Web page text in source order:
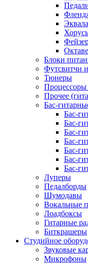
Блоки
Футсвитчи
Тюнеры
Процессоры
Прочее
Бас-
Бас-
Бас-
Бас-
Бас-
Бас-
Бас-
Бас-
Луперы
Педалборды
Шумодавы
Вокальные
Лоадбоксы
Гитарные
Биткрашеры
Студийное
Звуковые
Микрофоны